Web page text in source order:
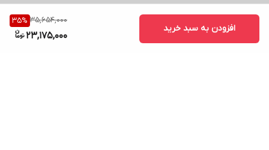
35,654,000
35%
23,175,000
افزودن به سبد خرید